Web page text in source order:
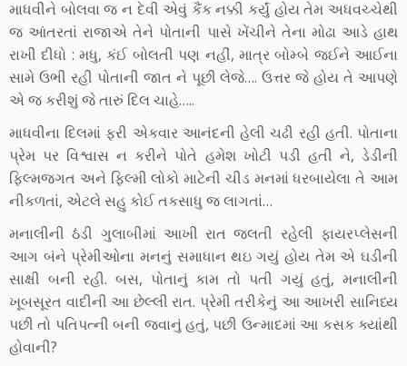
માધવીને બોલવા જ ન દેવી એવું કૈંક નક્કી કર્યું હોય તેમ અધવચ્ચેથી
જ આંતરતાં રાજાએ તેને પોતાની પાસે ખેંચીને તેના મોઢા આડે હાથ
રાખી દીધો : મધુ, કંઈ બોલતી પણ નહીં, માત્ર બોમ્બે જઈને આઈના
સામે ઉભી રહી પોતાની જાત ને પૂછી લેજે…. ઉત્તર જે હોય તે આપણે
એ જ કરીશું જે તારું દિલ ચાહે…..
માધવીના દિલમાં ફરી એકવાર આનંદની હેલી ચઢી રહી હતી. પોતાના
પ્રેમ પર વિશ્વાસ ન કરીને પોતે હમેશ ખોટી પડી હતી ને, ડેડીની
ફિલ્મજગત અને ફિલ્મી લોકો માટેની ચીડ મનમાં ધરબાયેલા તે આમ
નીકળતાં, એટલે સહુ કોઈ તકસાધુ જ લાગતાં…
મનાલીની ઠંડી ગુલાબીમાં આખી રાત જલતી રહેલી ફાયરપ્લેસની
આગ બંને પ્રેમીઓના મનનું સમાધાન થઇ ગયું હોય તેમ એ ઘડીની
સાક્ષી બની રહી. બસ, પોતાનું કામ તો પતી ગયું હતું, મનાલીની
ખૂબસૂરત વાદીની આ છેલ્લી રાત. પ્રેમી તરીકેનું આ આખરી સાનિધ્ય
પછી તો પતિપત્ની બની જવાનું હતું, પછી ઉન્માદમાં આ કસક ક્યાંથી
હોવાની?